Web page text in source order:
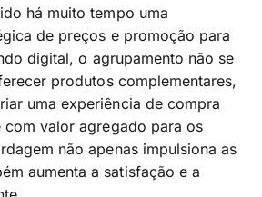
há muito tempo uma
de preços e promoção para
digital, o agrupamento não se
produtos complementares,
uma experiência de compra
com valor agregado para os
não apenas impulsiona as
aumenta a satisfação e a